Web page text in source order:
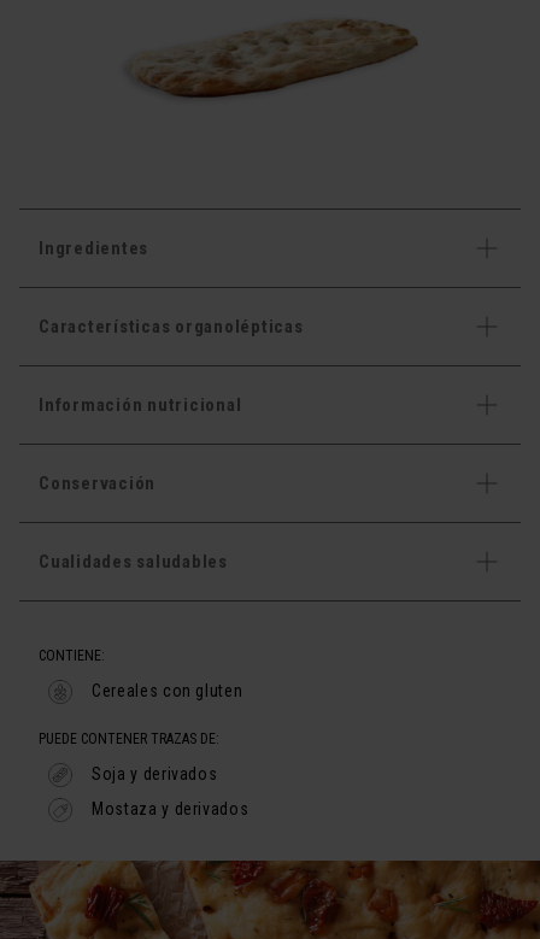
Ingredientes
Características organolépticas
Información nutricional
Conservación
Cualidades saludables
CONTIENE:
Cereales con gluten
PUEDE CONTENER TRAZAS DE:
Soja y derivados
Mostaza y derivados